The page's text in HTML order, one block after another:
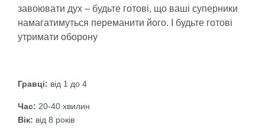
завоювати дух – будьте готові, що ваші суперники
намагатимуться переманити його. І будьте готові
утримати оборону
Гравці: від 1 до 4
Час: 20-40 хвилин
Вік: від 8 років